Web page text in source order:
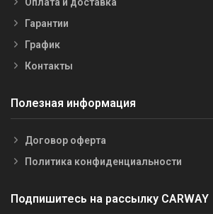
Гарантии
График
Контакты
Полезная информация
Договор оферта
Политика конфиденциальности
Подпишитесь на рассылку CARWAY